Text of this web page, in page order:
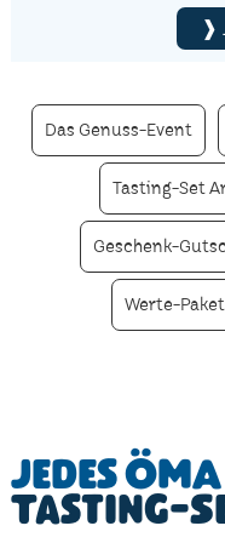
❱
Das Genuss-Event
Tasting-Set
Geschenk-
Werte-Paket
Jedes
Tasting-